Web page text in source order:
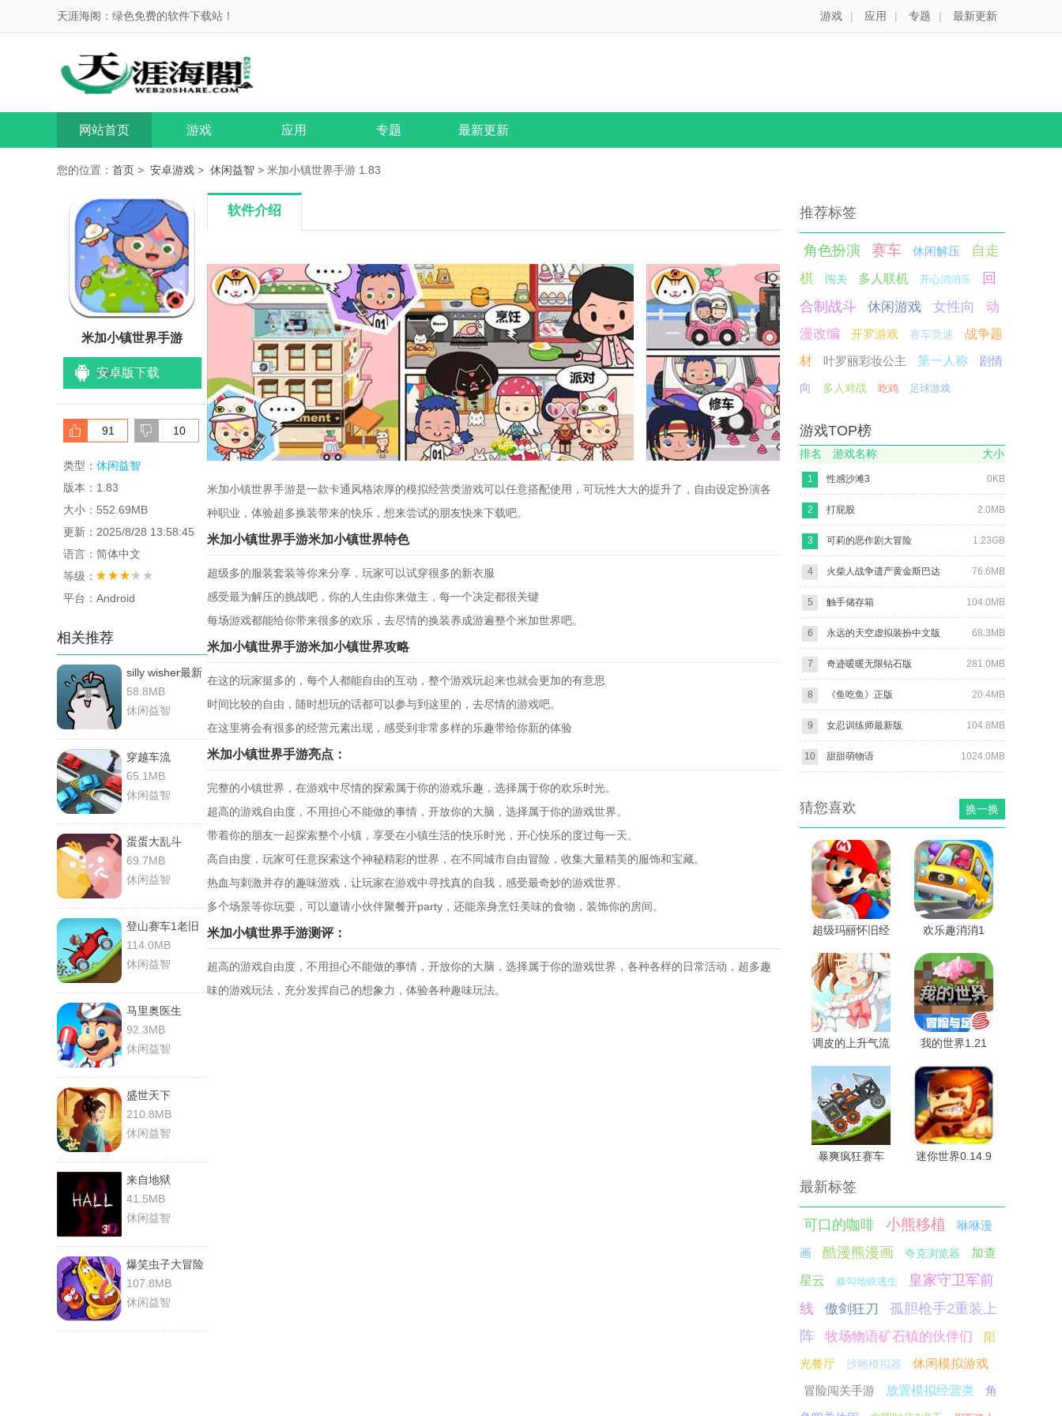
天涯海阁：绿色免费的软件下载站！ 游戏 | 应用 | 专题 | 最新更新
网站首页 游戏 应用 专题 最新更新
您的位置： 首页 > 安卓游戏 > 休闲益智 > 米加小镇世界手游 1.83
米加小镇世界手游
安卓版下载
</li>
91 10
类型： 休闲益智
版本：1.83
大小：552.69MB
更新：2025/8/28 13:58:45
语言：简体中文
等级：
平台：Android
相关推荐
silly wisher最新
版
58.8MB
休闲益智
穿越车流
65.1MB
休闲益智
蛋蛋大乱斗
69.7MB
休闲益智
登山赛车1老旧
版
114.0MB
休闲益智
马里奥医生
92.3MB
休闲益智
盛世天下
210.8MB
休闲益智
来自地狱
41.5MB
休闲益智
爆笑虫子大冒险
107.8MB
休闲益智
软件介绍
米加小镇世界手游是一款卡通风格浓厚的模拟经营类游戏可以任意搭配使用，可玩性大大的提升了，自由设定扮演各
种职业，体验超多换装带来的快乐，想来尝试的朋友快来下载吧。
米加小镇世界手游米加小镇世界特色
超级多的服装套装等你来分享，玩家可以试穿很多的新衣服
感受最为解压的挑战吧，你的人生由你来做主，每一个决定都很关键
每场游戏都能给你带来很多的欢乐，去尽情的换装养成游遍整个米加世界吧。
米加小镇世界手游米加小镇世界攻略
在这的玩家挺多的，每个人都能自由的互动，整个游戏玩起来也就会更加的有意思
时间比较的自由，随时想玩的话都可以参与到这里的，去尽情的游戏吧。
在这里将会有很多的经营元素出现，感受到非常多样的乐趣带给你新的体验
米加小镇世界手游亮点：
完整的小镇世界，在游戏中尽情的探索属于你的游戏乐趣，选择属于你的欢乐时光。
超高的游戏自由度，不用担心不能做的事情，开放你的大脑，选择属于你的游戏世界。
带着你的朋友一起探索整个小镇，享受在小镇生活的快乐时光，开心快乐的度过每一天。
高自由度，玩家可任意探索这个神秘精彩的世界，在不同城市自由冒险，收集大量精美的服饰和宝藏。
热血与刺激并存的趣味游戏，让玩家在游戏中寻找真的自我，感受最奇妙的游戏世界。
多个场景等你玩耍，可以邀请小伙伴聚餐开party，还能亲身烹饪美味的食物，装饰你的房间。
米加小镇世界手游测评：
超高的游戏自由度，不用担心不能做的事情，开放你的大脑，选择属于你的游戏世界，各种各样的日常活动，超多趣
味的游戏玩法，充分发挥自己的想象力，体验各种趣味玩法。
推荐标签
角色扮演 赛车 休闲解压
自走
棋
闯关 多人联机 开心消消乐
回
合制战斗
休闲游戏 女性向
动
漫改编
开罗游戏 赛车竞速
战争题
材
叶罗丽彩妆公主 第一人称
剧情
向
多人对战 吃鸡 足球游戏
游戏TOP榜
排名 游戏名称 大小
1 0KB
性感沙滩3
2 2.0MB
打屁股
3 1.23GB
可莉的恶作剧大冒险
4 76.6MB
火柴人战争遗产黄金斯巴达
5 104.0MB
触手储存箱
6 68.3MB
永远的天空虚拟装扮中文版
7 281.0MB
奇迹暖暖无限钻石版
8 20.4MB
《鱼吃鱼》正版
9 104.8MB
女忍训练师最新版
10 1024.0MB
甜甜萌物语
换一换
猜您喜欢
超级玛丽怀旧经
欢乐趣消消1
调皮的上升气流
我的世界1.21
暴爽疯狂赛车
迷你世界0.14.9
最新标签
可口的咖啡 小熊移植 咻咻漫
画 酷漫熊漫画 夸克浏览器 加查
星云 修勾地铁逃生
皇家守卫军前
线
傲剑狂刀
孤胆枪手2重装上
阵
牧场物语矿石镇的伙伴们
阳
光餐厅
沙雕模拟器
休闲模拟游戏
冒险闯关手游
放置模拟经营类
角